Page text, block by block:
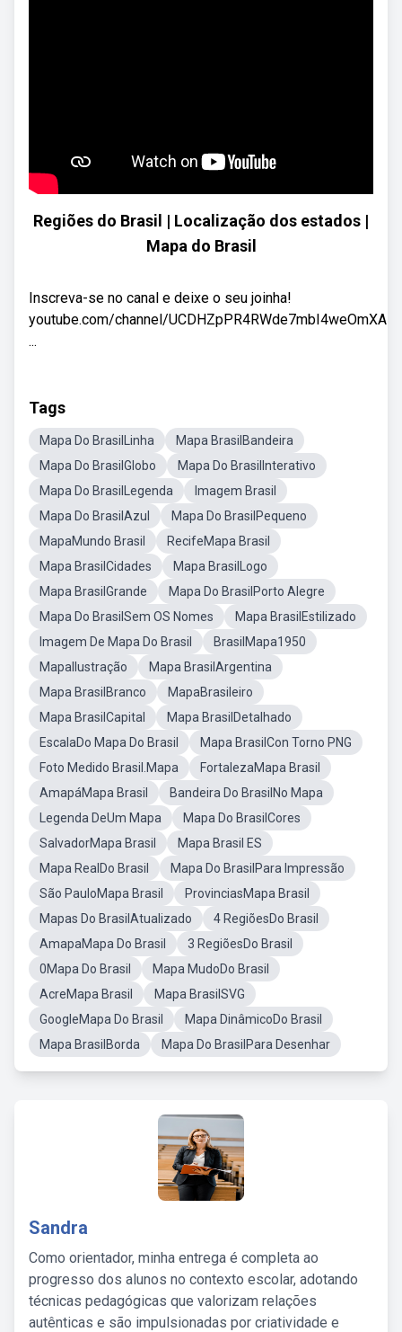
Regiões do Brasil | Localização dos estados |
Mapa do Brasil
Inscreva-se no canal e deixe o seu joinha!
youtube.com/channel/UCDHZpPR4RWde7mbI4weOmXA
...
Tags
Mapa Do BrasilLinha
Mapa BrasilBandeira
Mapa Do BrasilGlobo
Mapa Do BrasilInterativo
Mapa Do BrasilLegenda
Imagem Brasil
Mapa Do BrasilAzul
Mapa Do BrasilPequeno
MapaMundo Brasil
RecifeMapa Brasil
Mapa BrasilCidades
Mapa BrasilLogo
Mapa BrasilGrande
Mapa Do BrasilPorto Alegre
Mapa Do BrasilSem OS Nomes
Mapa BrasilEstilizado
Imagem De Mapa Do Brasil
BrasilMapa1950
MapaIlustração
Mapa BrasilArgentina
Mapa BrasilBranco
MapaBrasileiro
Mapa BrasilCapital
Mapa BrasilDetalhado
EscalaDo Mapa Do Brasil
Mapa BrasilCon Torno PNG
Foto Medido Brasil.Mapa
FortalezaMapa Brasil
AmapáMapa Brasil
Bandeira Do BrasilNo Mapa
Legenda DeUm Mapa
Mapa Do BrasilCores
SalvadorMapa Brasil
Mapa Brasil ES
Mapa RealDo Brasil
Mapa Do BrasilPara Impressão
São PauloMapa Brasil
ProvinciasMapa Brasil
Mapas Do BrasilAtualizado
4 RegiõesDo Brasil
AmapaMapa Do Brasil
3 RegiõesDo Brasil
0Mapa Do Brasil
Mapa MudoDo Brasil
AcreMapa Brasil
Mapa BrasilSVG
GoogleMapa Do Brasil
Mapa DinâmicoDo Brasil
Mapa BrasilBorda
Mapa Do BrasilPara Desenhar
Sandra
Como orientador, minha entrega é completa ao
progresso dos alunos no contexto escolar, adotando
técnicas pedagógicas que valorizam relações
autênticas e são impulsionadas por criatividade e